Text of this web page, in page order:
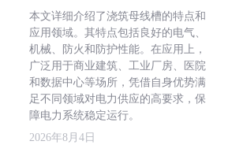
本文详细介绍了浇筑母线槽的特点和
应用领域。其特点包括良好的电气、
机械、防火和防护性能。在应用上，
广泛用于商业建筑、工业厂房、医院
和数据中心等场所，凭借自身优势满
足不同领域对电力供应的高要求，保
障电力系统稳定运行。
2026年8月4日